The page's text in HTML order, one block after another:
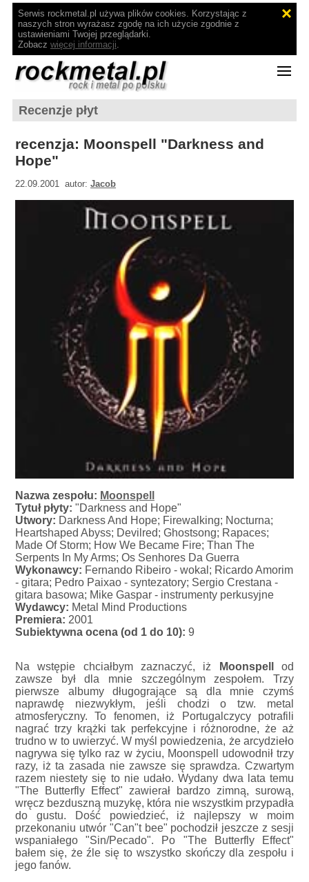
Serwis rockmetal.pl używa plików cookies. Korzystając z
naszych stron wyrażasz zgodę na ich użycie zgodnie z
ustawieniami Twojej przeglądarki.
Zobacz więcej informacji.
Recenzje płyt
recenzja: Moonspell "Darkness and
Hope"
22.09.2001 autor:Jacob
Nazwa zespołu: Moonspell
Tytuł płyty: "Darkness and Hope"
Utwory: Darkness And Hope; Firewalking; Nocturna;
Heartshaped Abyss; Devilred; Ghostsong; Rapaces;
Made Of Storm; How We Became Fire; Than The
Serpents In My Arms; Os Senhores Da Guerra
Wykonawcy: Fernando Ribeiro - wokal; Ricardo Amorim
- gitara; Pedro Paixao - syntezatory; Sergio Crestana -
gitara basowa; Mike Gaspar - instrumenty perkusyjne
Wydawcy: Metal Mind Productions
Premiera: 2001
Subiektywna ocena (od 1 do 10): 9
Na wstępie chciałbym zaznaczyć, iż Moonspell
od
zawsze był dla mnie szczególnym zespołem. Trzy
pierwsze albumy długogrające są dla mnie czymś
naprawdę niezwykłym, jeśli chodzi o tzw. metal
atmosferyczny. To fenomen, iż Portugalczycy potrafili
nagrać trzy krążki tak perfekcyjne i różnorodne, że aż
trudno w to uwierzyć. W myśl powiedzenia, że arcydzieło
nagrywa się tylko raz w życiu, Moonspell udowodnił trzy
razy, iż ta zasada nie zawsze się sprawdza. Czwartym
razem niestety się to nie udało. Wydany dwa lata temu
"The Butterfly Effect" zawierał bardzo zimną, surową,
wręcz bezduszną muzykę, która nie wszystkim przypadła
do gustu. Dość powiedzieć, iż najlepszy w moim
przekonaniu utwór "Can"t bee" pochodził jeszcze z sesji
wspaniałego "Sin/Pecado". Po "The Butterfly Effect"
bałem się, że źle się to wszystko skończy dla zespołu i
jego fanów.